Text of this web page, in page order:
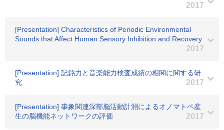
2017
[Presentation] Characteristics of Periodic Environmental
Sounds that Affect Human Sensory Inhibition and Recovery
2017
[Presentation] 記銘力と音楽能力検査成績の相関に関する研
究
2017
[Presentation] 事象関連深部脳活動計測によるオノマトペ産
生の脳機能ネットワークの評価
2017